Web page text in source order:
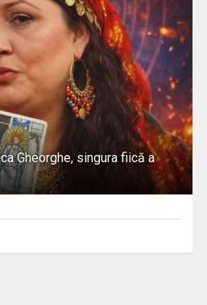
Gheorghe, singura fiică a